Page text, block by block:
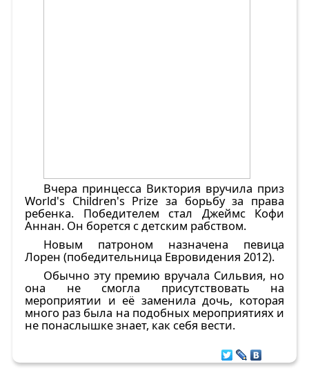
Вчера принцесса Виктория вручила приз
World's Children's Prize за борьбу за права
ребенка. Победителем стал Джеймс Кофи
Аннан. Он борется с детским рабством.
Новым патроном назначена певица
Лорен (победительница Евровидения 2012).
Обычно эту премию вручала Сильвия, но
она не смогла присутствовать на
мероприятии и её заменила дочь, которая
много раз была на подобных мероприятиях и
не понаслышке знает, как себя вести.